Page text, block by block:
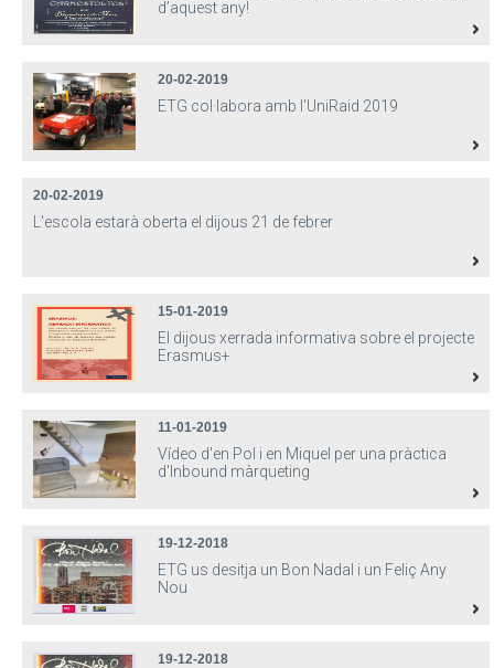
d’aquest any!
20-02-2019
ETG col·labora amb l'UniRaid 2019
20-02-2019
L'escola estarà oberta el dijous 21 de febrer
15-01-2019
El dijous xerrada informativa sobre el projecte
Erasmus+
11-01-2019
Vídeo d'en Pol i en Miquel per una pràctica
d'Inbound màrqueting
19-12-2018
ETG us desitja un Bon Nadal i un Feliç Any
Nou
19-12-2018